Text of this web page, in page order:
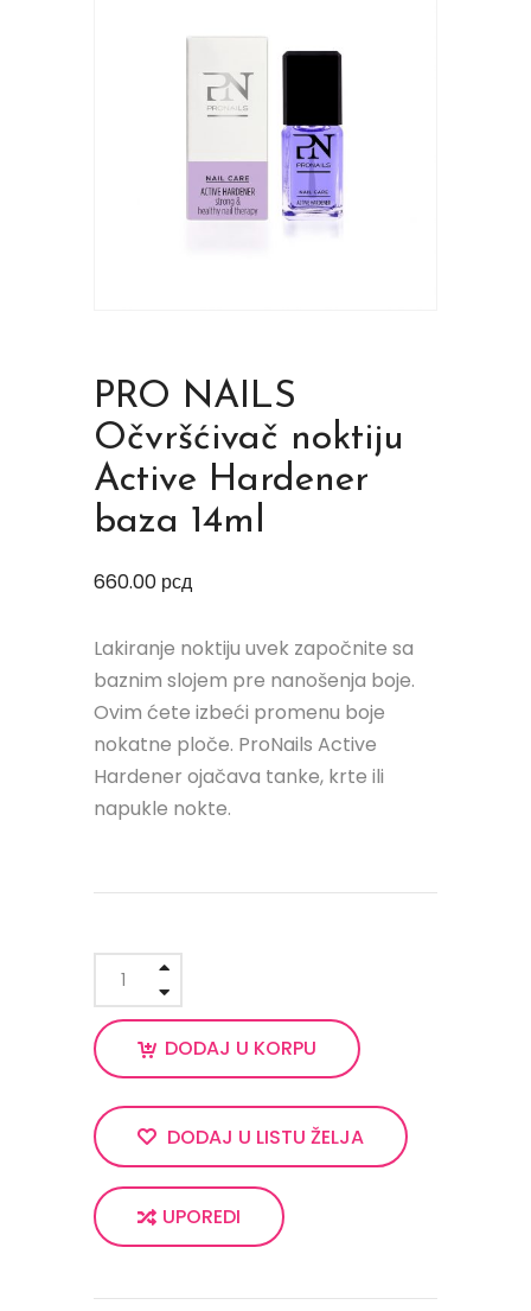
PRO NAILS
Očvršćivač noktiju
Active Hardener
baza 14ml
660.00 рсд
Lakiranje noktiju uvek započnite sa
baznim slojem pre nanošenja boje.
Ovim ćete izbeći promenu boje
nokatne ploče. ProNails Active
Hardener ojačava tanke, krte ili
napukle nokte.
DODAJ U KORPU
DODAJ U LISTU ŽELJA
UPOREDI